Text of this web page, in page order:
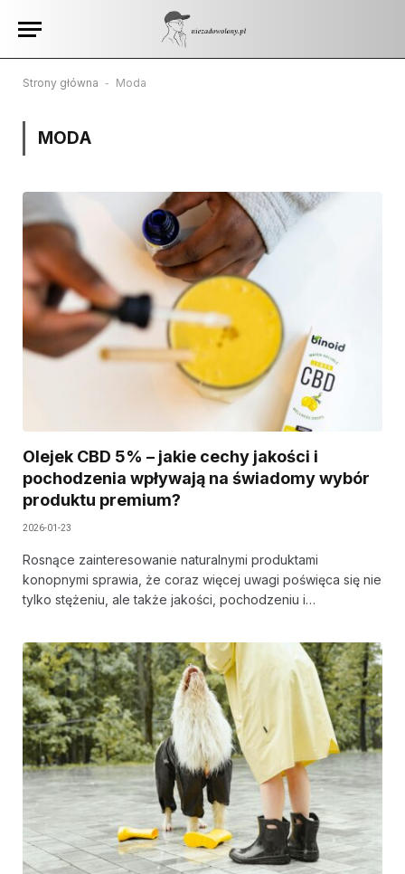
Strony główna - Moda
MODA
Olejek CBD 5% – jakie cechy jakości i
pochodzenia wpływają na świadomy wybór
produktu premium?
2026-01-23
Rosnące zainteresowanie naturalnymi produktami
konopnymi sprawia, że coraz więcej uwagi poświęca się nie
tylko stężeniu, ale także jakości, pochodzeniu i…